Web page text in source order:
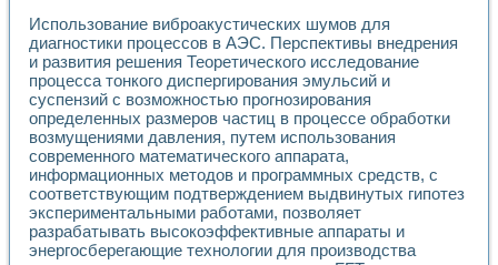
Исследование эффективности решателей
Опыт разработки LabVIEW лабораторных практикумов
Проблемы повышения качества образования и
Развитие LabVIEW лабораторного практикума по
Разработка виртуальной лаборатории по электротехнике
Усовершенствованные алгоритмы частотного анализа
Об опыте работы учебного центра «Технологии
Технологии NI в магистерской программе «Прикладная
Система диагностики двигателей постоянного тока
Автоматизированный стенд формирования
Лабораторный практикум по курсу ИИС на базе
Партнеры
Использование виброакустических шумов для
диагностики процессов в АЭС. Перспективы внедрения
и развития решения Теоретического исследование
процесса тонкого диспергирования эмульсий и
суспензий с возможностью прогнозирования
определенных размеров частиц в процессе обработки
возмущениями давления, путем использования
современного математического аппарата,
информационных методов и программных средств, с
соответствующим подтверждением выдвинутых гипотез
экспериментальными работами, позволяет
разрабатывать высокоэффективные аппараты и
энергосберегающие технологии для производства